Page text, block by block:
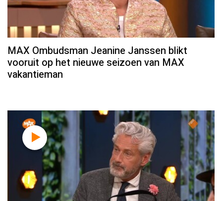
MAX Ombudsman Jeanine Janssen blikt
vooruit op het nieuwe seizoen van MAX
vakantieman